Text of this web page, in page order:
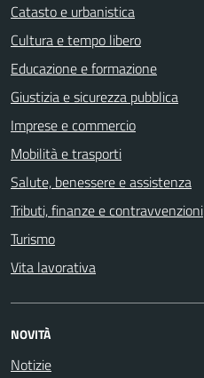
Catasto e urbanistica
Cultura e tempo libero
Educazione e formazione
Giustizia e sicurezza pubblica
Imprese e commercio
Mobilità e trasporti
Salute, benessere e assistenza
Tributi, finanze e contravvenzioni
Turismo
Vita lavorativa
NOVITÀ
Notizie